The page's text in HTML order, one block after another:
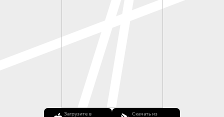
Загрузите в Скачать из